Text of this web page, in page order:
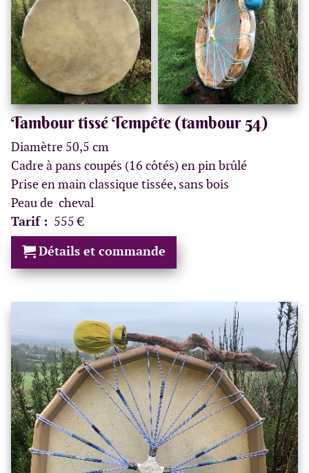
Tambour tissé Tempête (tambour 54)
Diamètre 50,5 cm
Cadre à pans coupés (16 côtés) en pin brûlé
Prise en main classique tissée, sans bois
Peau de cheval
Tarif : 555 €
Détails et commande